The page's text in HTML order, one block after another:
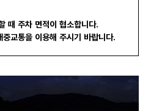
때 주차 면적이 협소합니다.
교통을 이용해 주시기 바랍니다.